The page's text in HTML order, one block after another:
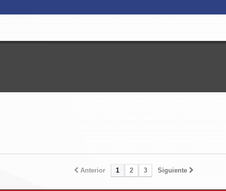
Anterior 1 2 3 Siguiente